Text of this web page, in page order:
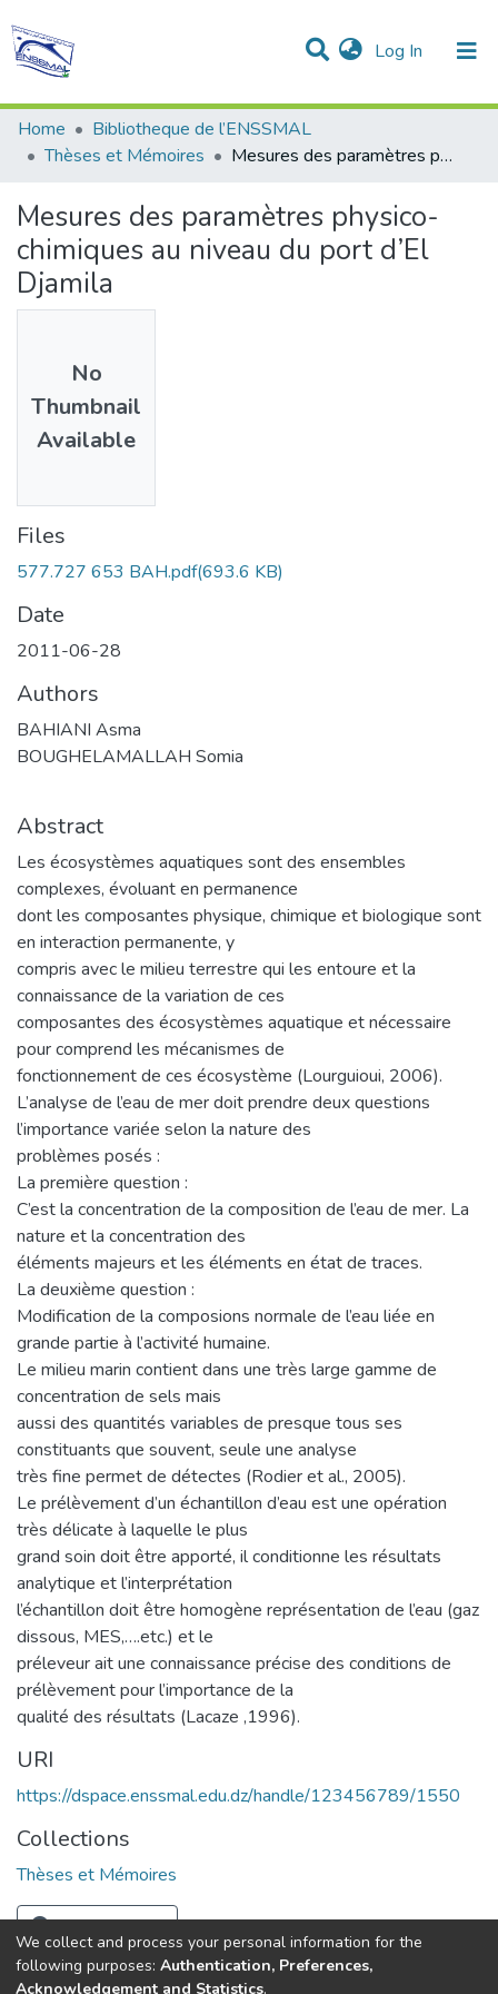
Log In (current)
Communities & Collections
Statistics
All of DSpace
Home
Bibliotheque de l’ENSSMAL
Thèses et Mémoires
Mesures des paramètres physico-chimiques au niveau du port d’El Djamila
Mesures des paramètres physico-
chimiques au niveau du port d’El
Djamila
No
Thumbnail
Available
Files
577.727 653 BAH.pdf(693.6 KB)
Date
2011-06-28
Authors
BAHIANI Asma
BOUGHELAMALLAH Somia
Abstract
Les écosystèmes aquatiques sont des ensembles
complexes, évoluant en permanence
dont les composantes physique, chimique et biologique sont
en interaction permanente, y
compris avec le milieu terrestre qui les entoure et la
connaissance de la variation de ces
composantes des écosystèmes aquatique et nécessaire
pour comprend les mécanismes de
fonctionnement de ces écosystème (Lourguioui, 2006).
L’analyse de l’eau de mer doit prendre deux questions
l’importance variée selon la nature des
problèmes posés :
La première question :
C’est la concentration de la composition de l’eau de mer. La
nature et la concentration des
éléments majeurs et les éléments en état de traces.
La deuxième question :
Modification de la composions normale de l’eau liée en
grande partie à l’activité humaine.
Le milieu marin contient dans une très large gamme de
concentration de sels mais
aussi des quantités variables de presque tous ses
constituants que souvent, seule une analyse
très fine permet de détectes (Rodier et al., 2005).
Le prélèvement d’un échantillon d’eau est une opération
très délicate à laquelle le plus
grand soin doit être apporté, il conditionne les résultats
analytique et l’interprétation
l’échantillon doit être homogène représentation de l’eau (gaz
dissous, MES,….etc.) et le
préleveur ait une connaissance précise des conditions de
prélèvement pour l’importance de la
qualité des résultats (Lacaze ,1996).
URI
https://dspace.enssmal.edu.dz/handle/123456789/1550
Collections
Thèses et Mémoires
Full item page
We collect and process your personal information for the
following purposes: Authentication, Preferences,
Acknowledgement and Statistics.